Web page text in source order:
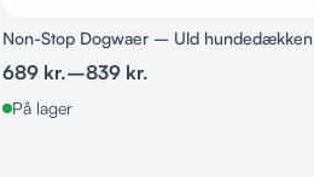
Non-Stop Dogwaer – Uld hundedækken
689 kr.–839 kr.
På lager